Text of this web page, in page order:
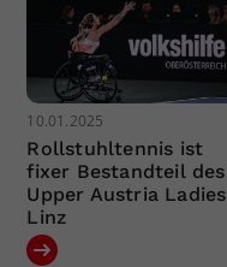
10.01.2025
Rollstuhltennis ist
fixer Bestandteil des
Upper Austria Ladies
Linz